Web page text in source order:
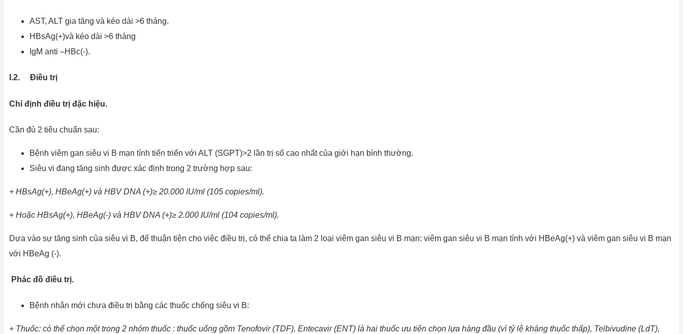
AST, ALT gia tăng và kéo dài >6 tháng.
HBsAg(+)và kéo dài >6 tháng
IgM anti –HBc(-).
I.2. Điều trị
Chỉ định điều trị đặc hiệu.
Cần đủ 2 tiêu chuẩn sau:
Bệnh viêm gan siêu vi B mạn tính tiến triển với ALT (SGPT)>2 lần trị số cao nhất của giới hạn bình thường.
Siêu vi đang tăng sinh được xác định trong 2 trường hợp sau:
+ HBsAg(+), HBeAg(+) và HBV DNA (+)≥ 20.000 IU/ml (105 copies/ml).
+ Hoặc HBsAg(+), HBeAg(-) và HBV DNA (+)≥ 2.000 IU/ml (104 copies/ml).
Dựa vào sự tăng sinh của siêu vi B, để thuận tiện cho việc điều trị, có thể chia ta làm 2 loại viêm gan siêu vi B mạn: viêm gan siêu vi B mạn tính với HBeAg(+) và viêm gan siêu vi B mạn
với HBeAg (-).
Phác đồ điều trị.
Bệnh nhân mới chưa điều trị bằng các thuốc chống siêu vi B:
+ Thuốc: có thể chọn một trong 2 nhóm thuốc : thuốc uống gồm Tenofovir (TDF), Entecavir (ENT) là hai thuốc ưu tiên chọn lựa hàng đầu (vì tỷ lệ kháng thuốc thấp), Telbivudine (LdT),